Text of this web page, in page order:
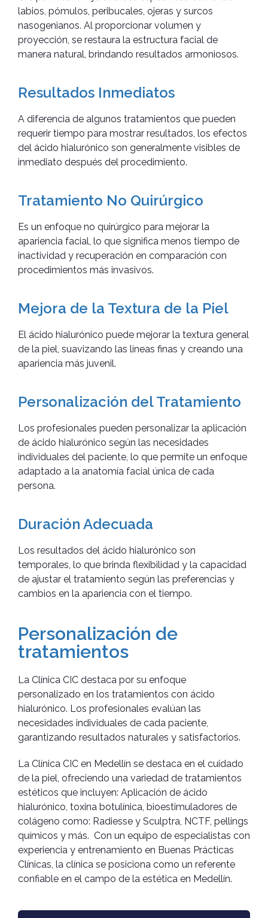
labios, pómulos, peribucales, ojeras y surcos
nasogenianos. Al proporcionar volumen y
proyección, se restaura la estructura facial de
manera natural, brindando resultados armoniosos.
Resultados Inmediatos
A diferencia de algunos tratamientos que pueden
requerir tiempo para mostrar resultados, los efectos
del ácido hialurónico son generalmente visibles de
inmediato después del procedimiento.
Tratamiento No Quirúrgico
Es un enfoque no quirúrgico para mejorar la
apariencia facial, lo que significa menos tiempo de
inactividad y recuperación en comparación con
procedimientos más invasivos.
Mejora de la Textura de la Piel
El ácido hialurónico puede mejorar la textura general
de la piel, suavizando las líneas finas y creando una
apariencia más juvenil.
Personalización del Tratamiento
Los profesionales pueden personalizar la aplicación
de ácido hialurónico según las necesidades
individuales del paciente, lo que permite un enfoque
adaptado a la anatomía facial única de cada
persona.
Duración Adecuada
Los resultados del ácido hialurónico son
temporales, lo que brinda flexibilidad y la capacidad
de ajustar el tratamiento según las preferencias y
cambios en la apariencia con el tiempo.
Personalización de
tratamientos
La Clínica CIC destaca por su enfoque
personalizado en los tratamientos con ácido
hialurónico. Los profesionales evalúan las
necesidades individuales de cada paciente,
garantizando resultados naturales y satisfactorios.
La Clínica CIC en Medellín se destaca en el cuidado
de la piel, ofreciendo una variedad de tratamientos
estéticos que incluyen: Aplicación de ácido
hialurónico, toxina botulínica, bioestimuladores de
colágeno como: Radiesse y Sculptra, NCTF, pellings
químicos y más. Con un equipo de especialistas con
experiencia y entrenamiento en Buenas Prácticas
Clínicas, la clínica se posiciona como un referente
confiable en el campo de la estética en Medellín.